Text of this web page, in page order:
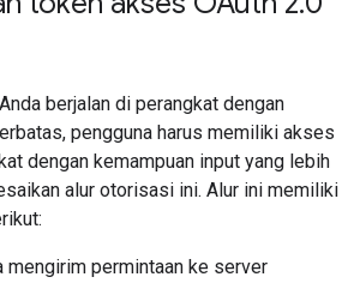
berjalan di perangkat dengan
pengguna harus memiliki akses
dengan kemampuan input yang lebih
alur otorisasi ini. Alur ini memiliki
mengirim permintaan ke server